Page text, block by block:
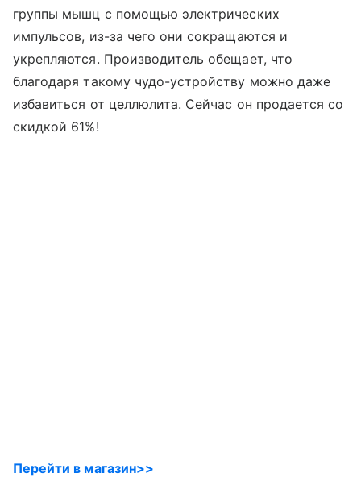
группы мышц с помощью электрических
импульсов, из-за чего они сокращаются и
укрепляются. Производитель обещает, что
благодаря такому чудо-устройству можно даже
избавиться от целлюлита. Сейчас он продается со
скидкой 61%!
Перейти в магазин>>